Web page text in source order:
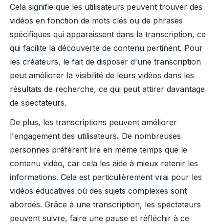
Cela signifie que les utilisateurs peuvent trouver des
vidéos en fonction de mots clés ou de phrases
spécifiques qui apparaissent dans la transcription, ce
qui facilite la découverte de contenu pertinent. Pour
les créateurs, le fait de disposer d'une transcription
peut améliorer la visibilité de leurs vidéos dans les
résultats de recherche, ce qui peut attirer davantage
de spectateurs.
De plus, les transcriptions peuvent améliorer
l'engagement des utilisateurs. De nombreuses
personnes préfèrent lire en même temps que le
contenu vidéo, car cela les aide à mieux retenir les
informations. Cela est particulièrement vrai pour les
vidéos éducatives où des sujets complexes sont
abordés. Grâce à une transcription, les spectateurs
peuvent suivre, faire une pause et réfléchir à ce